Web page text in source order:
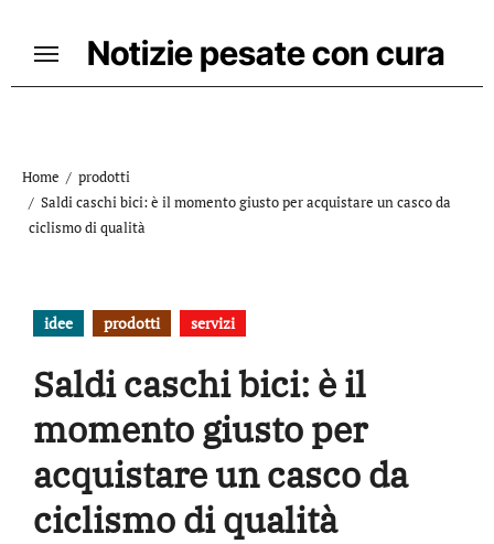
Notizie pesate con cura
Home
prodotti
Saldi caschi bici: è il momento giusto per acquistare un casco da
ciclismo di qualità
idee prodotti servizi
Saldi caschi bici: è il
momento giusto per
acquistare un casco da
ciclismo di qualità